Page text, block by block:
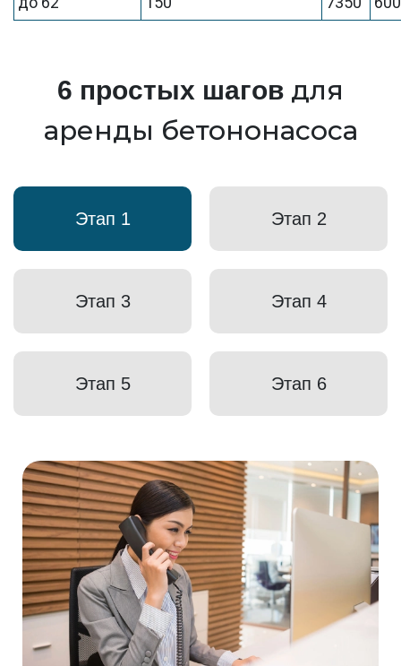
6 простых шагов для
аренды бетононасоса
Этап 1 Этап 2
Этап 3 Этап 4
Этап 5 Этап 6